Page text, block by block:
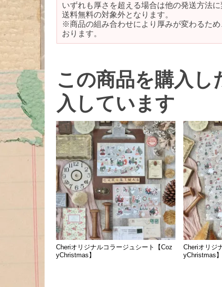
いずれも厚さを超える場合は他の発送方法
送料無料の対象外となります。
※商品の組み合わせにより厚みが変わるた
おります。
この商品を購入し
入しています
Cheriオリジナルコラージュシート【Coz
yChristmas】
Cheriオリジ
yChristmas】